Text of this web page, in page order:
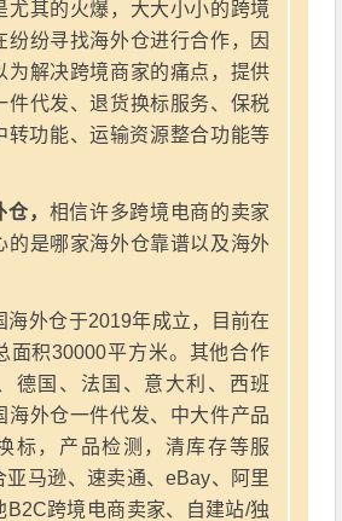
尤其的火爆，大大小小的跨境
纷纷寻找海外仓进行合作，因
为解决跨境商家的痛点，提供
件代发、退货换标服务、保税
转功能、运输资源整合功能等
， 相信许多跨境电商的卖家
的是哪家海外仓靠谱以及海外
海外仓于2019年成立，目前在
面积30000平方米。其他合作
德国、法国、意大利、西班
海外仓一件代发、中大件产品
标，产品检测，清库存等服
亚马逊、速卖通、eBay、阿里
B2C跨境电商卖家、自建站/独